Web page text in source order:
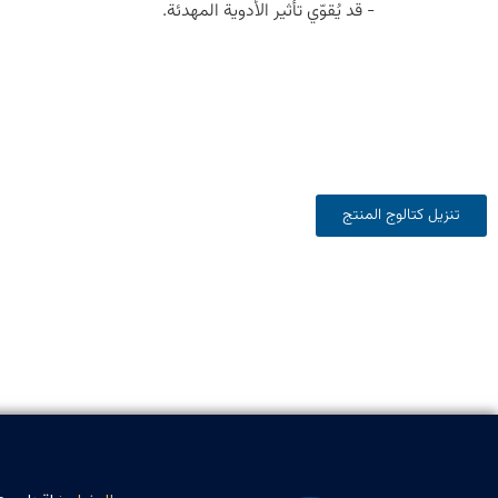
- قد يُقوّي تأثير الأدوية المهدئة.
تنزيل كتالوج المنتج